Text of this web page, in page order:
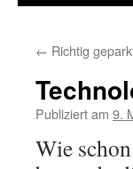
springen
← Richtig
Publiziert am 9.
Wie